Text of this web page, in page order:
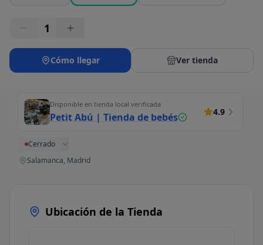
1
Cómo llegar Ver tienda
Disponible en tienda local verificada
Petit Abú | Tienda de bebés 4.9
Cerrado
Salamanca, Madrid
Ubicación de la Tienda